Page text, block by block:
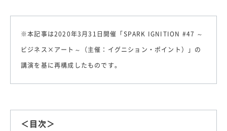
※本記事は2020年3月31日開催「SPARK IGNITION #47 ～
ビジネス×アート～（主催：イグニション・ポイント）」の
講演を基に再構成したものです。
＜目次＞